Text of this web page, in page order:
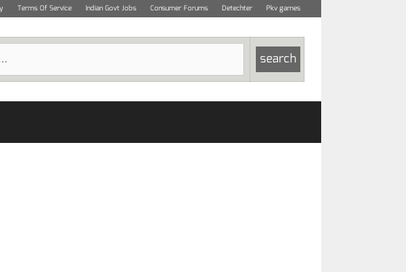
Terms Of Service Indian Govt Jobs Consumer Forums Detechter Pkv games